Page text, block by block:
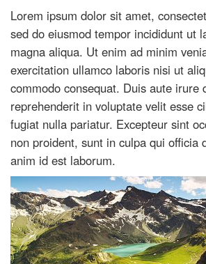
Lorem ipsum dolor sit amet,
sed do eiusmod tempor incididunt ut
magna aliqua. Ut enim ad minim
exercitation ullamco laboris nisi ut
commodo consequat. Duis aute irure
reprehenderit in voluptate velit esse
fugiat nulla pariatur. Excepteur sint
non proident, sunt in culpa qui officia
anim id est laborum.